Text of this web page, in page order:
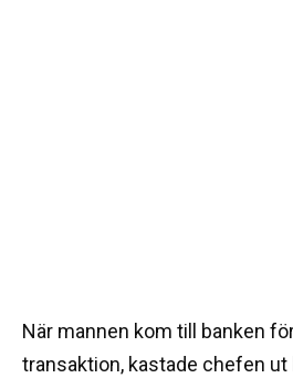
När mannen kom till banken
transaktion, kastade chefen